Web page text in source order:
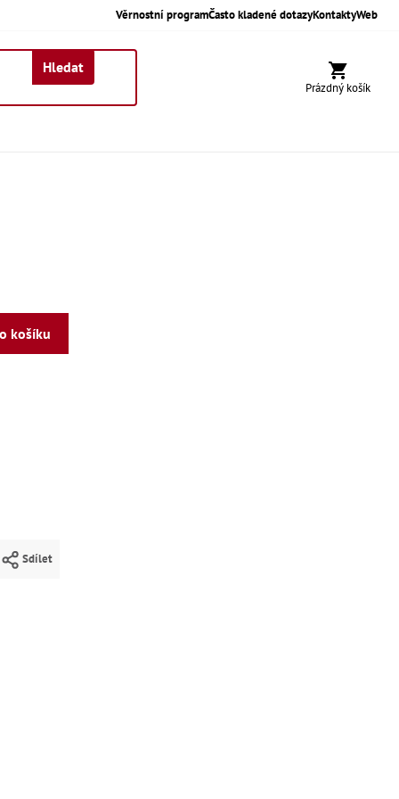
Věrnostní programČasto kladené dotazyKontaktyWeb
Hledat
Nákupní
Prázdný košík
košíku
Sdílet